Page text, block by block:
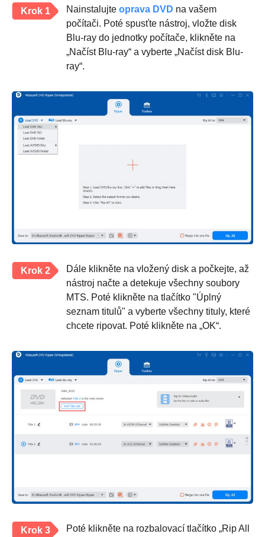
Krok 1 Nainstalujte oprava DVD na vašem
počítači. Poté spusťte nástroj, vložte disk
Blu-ray do jednotky počítače, klikněte na
„Načíst Blu-ray“ a vyberte „Načíst disk Blu-
ray“.
Krok 2
Dále klikněte na vložený disk a počkejte, až
nástroj načte a detekuje všechny soubory
MTS. Poté klikněte na tlačítko "Úplný
seznam titulů" a vyberte všechny tituly, které
chcete ripovat. Poté klikněte na „OK“.
Krok 3
Poté klikněte na rozbalovací tlačítko „Rip All